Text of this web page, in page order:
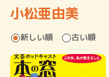
小松亜由美
新しい順 古い順